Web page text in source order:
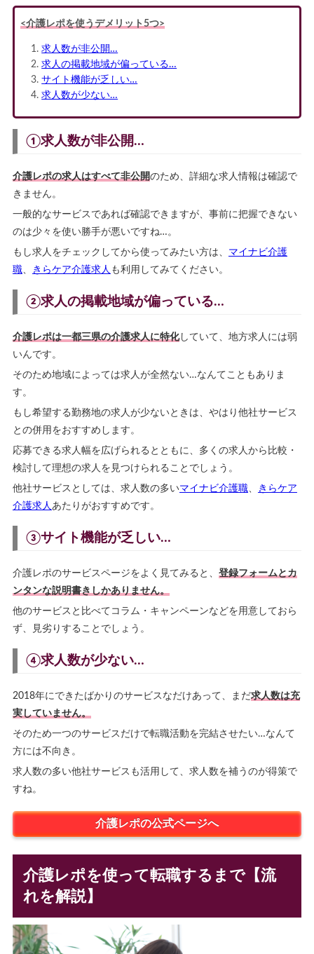
<介護レポを使うデメリット5つ>
求人数が非公開…
求人の掲載地域が偏っている…
サイト機能が乏しい…
求人数が少ない…
①求人数が非公開…
介護レポの求人はすべて非公開のため、詳細な求人情報は確認で
きません。
一般的なサービスであれば確認できますが、事前に把握できない
のは少々を使い勝手が悪いですね…。
もし求人をチェックしてから使ってみたい方は、 マイナビ介護
職、 きらケア介護求人 も利用してみてください。
②求人の掲載地域が偏っている…
介護レポは一都三県の介護求人に特化していて、地方求人には弱
いんです。
そのため地域によっては求人が全然ない…なんてこともありま
す。
もし希望する勤務地の求人が少ないときは、やはり他社サービス
との併用をおすすめします。
応募できる求人幅を広げられるとともに、多くの求人から比較・
検討して理想の求人を見つけられることでしょう。
他社サービスとしては、求人数の多いマイナビ介護職、
きらケア
介護求人 あたりがおすすめです。
③サイト機能が乏しい…
介護レポのサービスページをよく見てみると、 登録フォームとカ
ンタンな説明書きしかありません。
他のサービスと比べてコラム・キャンペーンなどを用意しておら
ず、見劣りすることでしょう。
④求人数が少ない…
2018年にできたばかりのサービスなだけあって、まだ求人数は充
実していません。
そのため一つのサービスだけで転職活動を完結させたい…なんて
方には不向き。
求人数の多い他社サービスも活用して、求人数を補うのが得策で
すね。
介護レポの公式ページへ
介護レポを使って転職するまで【流
れを解説】